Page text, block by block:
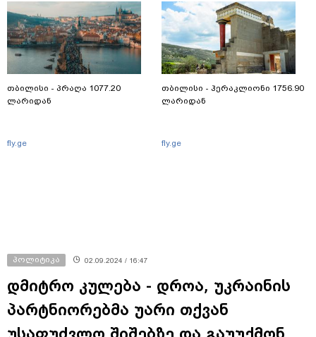
თბილისი - პრაღა 1077.20
ლარიდან
fly.ge
თბილისი - ჰერაკლიონი 1756.90
ლარიდან
fly.ge
პოლიტიკა 02.09.2024 / 16:47
დმიტრო კულება - დროა, უკრაინის
პარტნიორებმა უარი თქვან